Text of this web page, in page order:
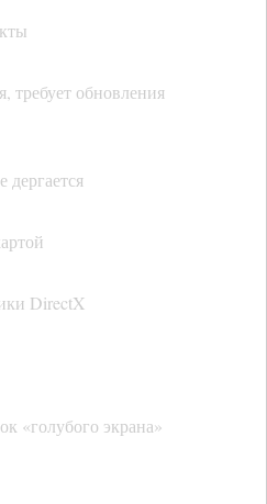
требует обновления
дергается
DirectX
«голубого экрана»